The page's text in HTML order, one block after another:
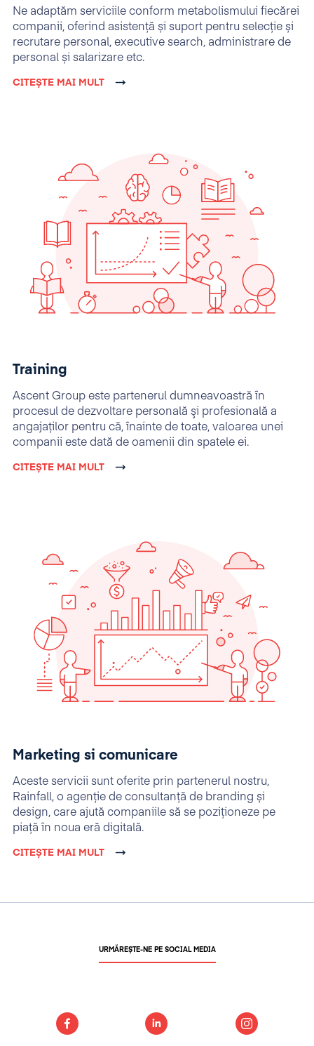
Ne adaptăm serviciile conform metabolismului fiecărei
companii, oferind asistență și suport pentru selecție și
recrutare personal, executive search, administrare de
personal și salarizare etc.
CITEȘTE MAI MULT
Training
Ascent Group este partenerul dumneavoastră în
procesul de dezvoltare personală şi profesională a
angajaţilor pentru că, înainte de toate, valoarea unei
companii este dată de oamenii din spatele ei.
CITEȘTE MAI MULT
Marketing si comunicare
Aceste servicii sunt oferite prin partenerul nostru,
Rainfall, o agenție de consultanță de branding și
design, care ajută companiile să se poziționeze pe
piață în noua eră digitală.
CITEȘTE MAI MULT
URMĂREȘTE-NE PE SOCIAL MEDIA